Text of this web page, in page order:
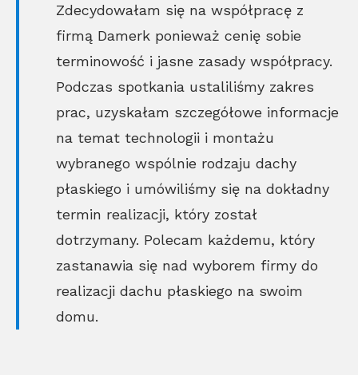
Zdecydowałam się na współpracę z
firmą Damerk ponieważ cenię sobie
terminowość i jasne zasady współpracy.
Podczas spotkania ustaliliśmy zakres
prac, uzyskałam szczegółowe informacje
na temat technologii i montażu
wybranego wspólnie rodzaju dachy
płaskiego i umówiliśmy się na dokładny
termin realizacji, który został
dotrzymany. Polecam każdemu, który
zastanawia się nad wyborem firmy do
realizacji dachu płaskiego na swoim
domu.